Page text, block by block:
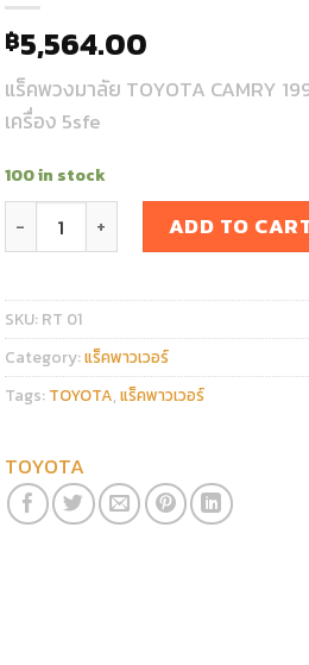
฿5,564.00
แร็คพวงมาลัย TOYOTA CAMRY
เครื่อง 5sfe
100 in stock
แร็คพวงมาลัย TOYOTA CAMRY
ADD TO
SKU: RT 01
Category:แร็คพาวเวอร์
Tags: TOYOTA, แร็คพาวเวอร์
TOYOTA